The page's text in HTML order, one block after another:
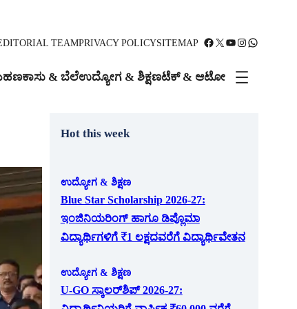
TEAMPRIVACY POLICYSITEMAP Facebook X YouTube Instagram WhatsApp
ಹಣಕಾಸು & ಬೆಲೆಉದ್ಯೋಗ & ಶಿಕ್ಷಣಟೆಕ್ & ಆಟೋ
Hot this week
ಉದ್ಯೋಗ & ಶಿಕ್ಷಣ
Blue Star Scholarship 2026-27:
ಇಂಜಿನಿಯರಿಂಗ್ ಹಾಗೂ ಡಿಪ್ಲೊಮಾ
ವಿದ್ಯಾರ್ಥಿಗಳಿಗೆ ₹1 ಲಕ್ಷದವರೆಗೆ ವಿದ್ಯಾರ್ಥಿವೇತನ
ಉದ್ಯೋಗ & ಶಿಕ್ಷಣ
U-GO ಸ್ಕಾಲರ್‌ಶಿಪ್ 2026-27: